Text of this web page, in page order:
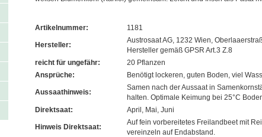
Artikelnummer: 1181
Hersteller:
Austrosaat AG, 1232 Wien,
Hersteller gemäß GPSR Art.3 Z.8
reicht für ungefähr:
20 Pflanzen
Ansprüche:
Benötigt lockeren, guten Boden, viel
Aussaathinweis:
Samen nach der Aussaat in
halten. Optimale Keimung bei 25°C
Direktsaat:
April, Mai, Juni
Hinweis Direktsaat:
Auf fein vorbereitetes Freilandbeet mit
vereinzeln auf Endabstand.